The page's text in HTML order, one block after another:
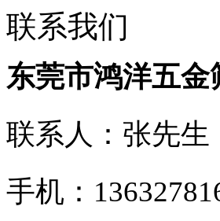
联系我们
东莞市鸿洋五
联系人：张先生
手机：